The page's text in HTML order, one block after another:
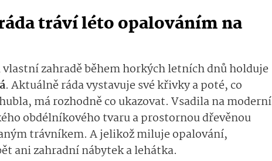
tráví léto opalováním na
zahradě během horkých letních dnů holduje
. Aktuálně ráda vystavuje své křivky a poté, co
má rozhodně co ukazovat. Vsadila na moderní
obdélníkového tvaru a prostornou dřevěnou
trávníkem. A jelikož miluje opalování,
ani zahradní nábytek a lehátka.